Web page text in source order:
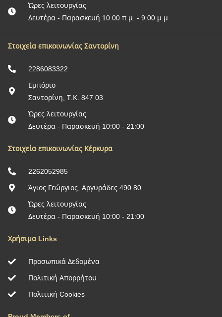
Στοιχεία επικοινωνίας Σαντορίνη
2286083322
Εμπόριο
Σαντορίνη, Τ.Κ. 847 03
Ώρες λειτουργίας
Δευτέρα - Παρασκευή 10:00 - 21:00
Στοιχεία επικοινωνίας Κέρκυρα
2262052985
Άγιος Γεώργιος, Αργυράδες 490 80
Ώρες λειτουργίας
Δευτέρα - Παρασκευή 10:00 - 21:00
Χρήσιμα Links
Προσωπικά Δεδομένα
Πολιτική Απορρήτου
Πολιτική Cookies
Ώρες λειτουργίας
Δευτέρα - Παρασκευή 10:00 π.μ. - 9:00 μ.μ.